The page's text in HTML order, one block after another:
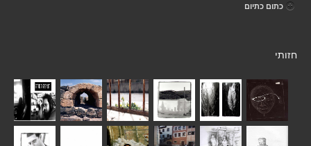
כתום כתיום
חזותי